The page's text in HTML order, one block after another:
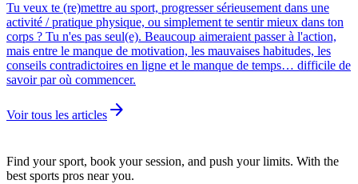
Tu veux te (re)mettre au sport, progresser sérieusement dans une
activité / pratique physique, ou simplement te sentir mieux dans ton
corps ? Tu n'es pas seul(e). Beaucoup aimeraient passer à l'action,
mais entre le manque de motivation, les mauvaises habitudes, les
conseils contradictoires en ligne et le manque de temps… difficile de
savoir par où commencer.
Voir tous les articles arrow_forward
Find your sport, book your session, and push your limits. With the
best sports pros near you.